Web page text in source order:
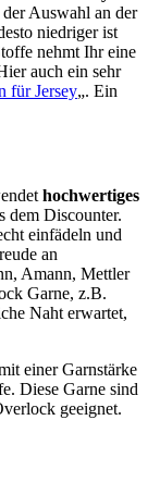
Auswahl an der
niedriger ist
nehmt Ihr eine
auch ein sehr
für Jersey„. Ein
hochwertiges
dem Discounter.
einfädeln und
an
Amann, Mettler
Garne, z.B.
Naht erwartet,
einer Garnstärke
Diese Garne sind
geeignet.